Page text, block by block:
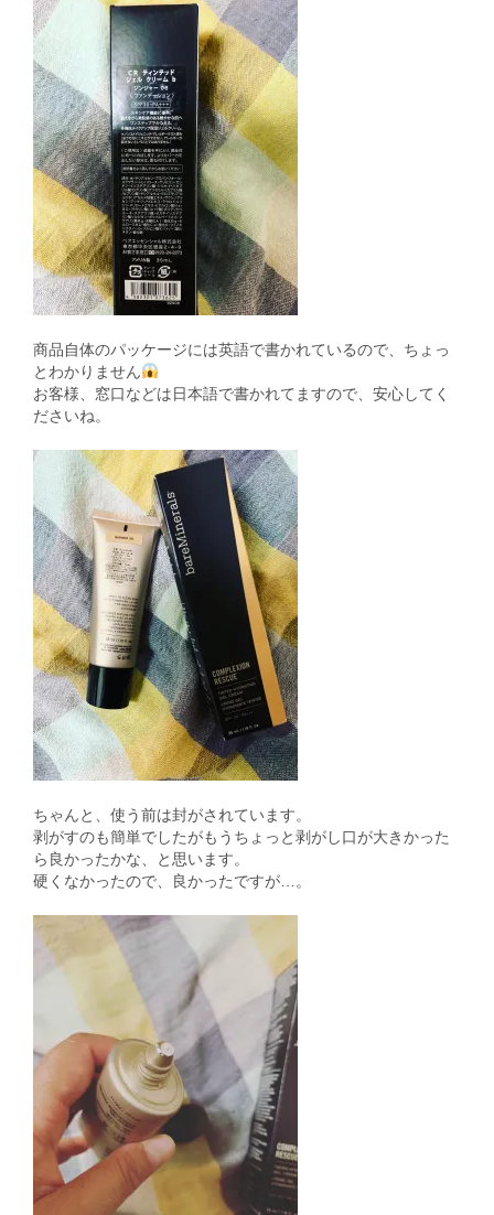
商品自体のパッケージには英語で書かれているので、ちょっ
とわかりません
お客様、窓口などは日本語で書かれてますので、安心してく
ださいね。
ちゃんと、使う前は封がされています。
剥がすのも簡単でしたがもうちょっと剥がし口が大きかった
ら良かったかな、と思います。
硬くなかったので、良かったですが…。